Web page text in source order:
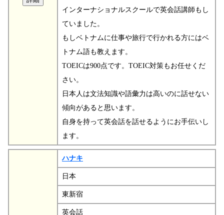
インターナショナルスクールで英会話講師もし
ていました。
もしベトナムに仕事や旅行で行かれる方にはベ
トナム語も教えます。
TOEICは900点です。TOEIC対策もお任せくだ
さい。
日本人は文法知識や語彙力は高いのに話せない
傾向があると思います。
自身を持って英会話を話せるようにお手伝いし
ます。
ハナキ
日本
東新宿
英会話